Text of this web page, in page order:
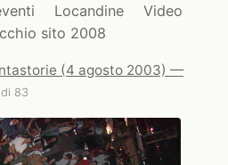
Locandine
Video
sito 2008
(4 agosto 2003) —
83